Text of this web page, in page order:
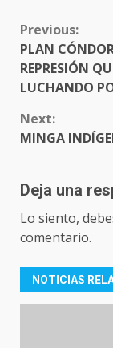
CONTINUE
READING
Previous:
PLAN
REPRESIÓN
LUCHANDO
Next:
MINGA
Deja una
Lo siento,
comentario.
NOTICIAS